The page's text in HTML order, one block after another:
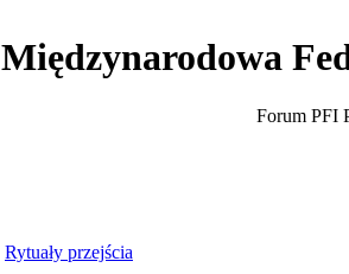
Międzynarodowa
Forum PFI
Rytuały przejścia